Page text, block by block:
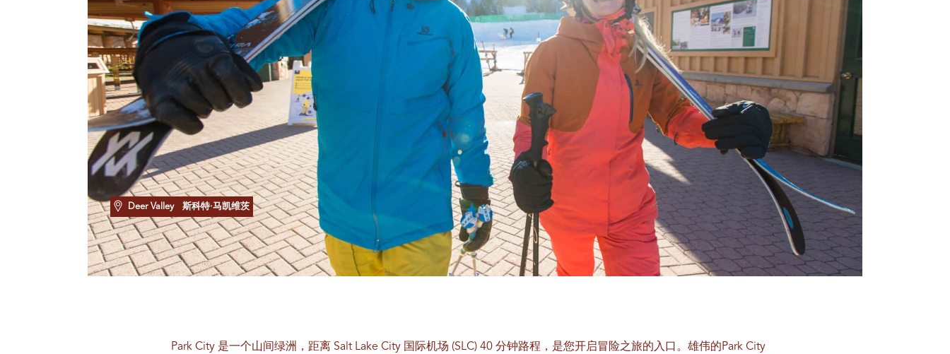
Deer Valley 斯科特·马凯维茨
Park City 是一个山间绿洲，距离 Salt Lake City 国际机场 (SLC) 40 分钟路程，是您开启冒险之旅的入口。雄伟的Park City